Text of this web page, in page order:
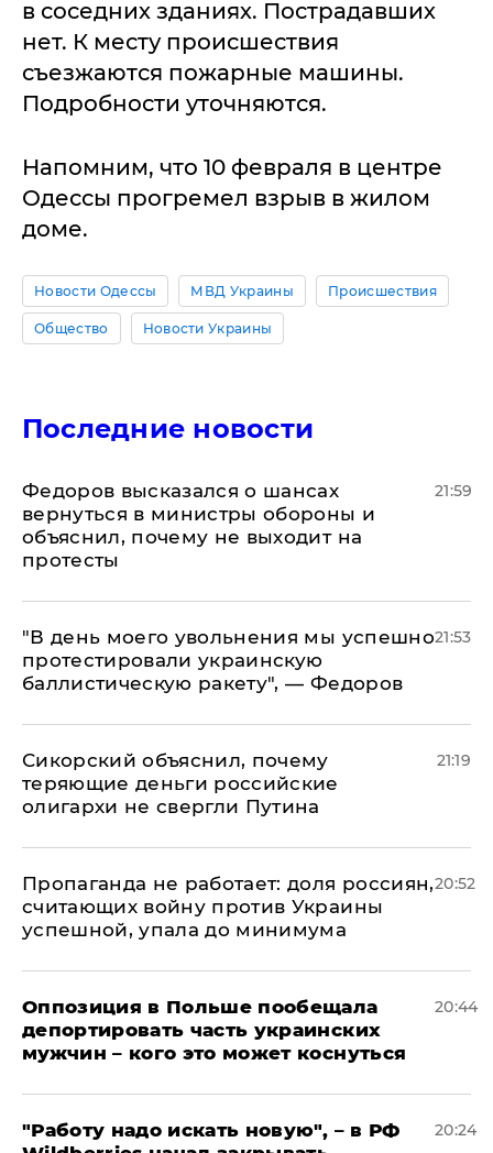
в соседних зданиях. Пострадавших
нет. К месту происшествия
съезжаются пожарные машины.
Подробности уточняются.
Напомним, что 10 февраля в центре
Одессы прогремел взрыв в жилом
доме.
Новости Одессы МВД Украины Происшествия
Общество Новости Украины
Последние новости
Федоров высказался о шансах
вернуться в министры обороны и
объяснил, почему не выходит на
протесты
21:59
​"В день моего увольнения мы успешно
протестировали украинскую
баллистическую ракету", — Федоров
21:53
Сикорский объяснил, почему
теряющие деньги российские
олигархи не свергли Путина
21:19
​Пропаганда не работает: доля россиян,
считающих войну против Украины
успешной, упала до минимума
20:52
Оппозиция в Польше пообещала
депортировать часть украинских
мужчин – кого это может коснуться
20:44
"Работу надо искать новую", – в РФ
20:24